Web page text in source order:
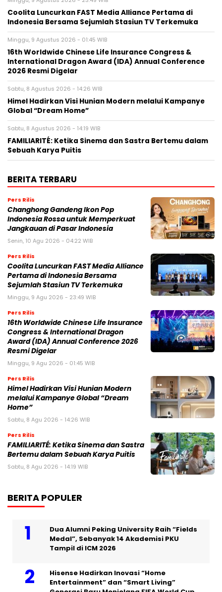
Coolita Luncurkan FAST Media Alliance Pertama di
Indonesia Bersama Sejumlah Stasiun TV Terkemuka
Minggu, 9 Agustus 2026 - 01:45 WIB
16th Worldwide Chinese Life Insurance Congress &
International Dragon Award (IDA) Annual Conference
2026 Resmi Digelar
Sabtu, 8 Agustus 2026 - 14:26 WIB
Himel Hadirkan Visi Hunian Modern melalui Kampanye
Global “Dream Home”
Sabtu, 8 Agustus 2026 - 14:19 WIB
FAMILIARITÉ: Ketika Sinema dan Sastra Bertemu dalam
Sebuah Karya Puitis
BERITA TERBARU
Pers Rilis
Changhong Gandeng Ikon Pop
Indonesia Rossa untuk Memperkuat
Jangkauan di Pasar Indonesia
Senin, 10 Agu 2026 - 04:22 WIB
Pers Rilis
Coolita Luncurkan FAST Media Alliance
Pertama di Indonesia Bersama
Sejumlah Stasiun TV Terkemuka
Minggu, 9 Agu 2026 - 23:49 WIB
Pers Rilis
16th Worldwide Chinese Life Insurance
Congress & International Dragon
Award (IDA) Annual Conference 2026
Resmi Digelar
Minggu, 9 Agu 2026 - 01:45 WIB
Pers Rilis
Himel Hadirkan Visi Hunian Modern
melalui Kampanye Global “Dream
Home”
Sabtu, 8 Agu 2026 - 14:26 WIB
Pers Rilis
FAMILIARITÉ: Ketika Sinema dan Sastra
Bertemu dalam Sebuah Karya Puitis
Sabtu, 8 Agu 2026 - 14:19 WIB
BERITA POPULER
Dua Alumni Peking University Raih “Fields
Medal”, Sebanyak 14 Akademisi PKU
Tampil di ICM 2026
Hisense Hadirkan Inovasi “Home
Entertainment” dan “Smart Living”